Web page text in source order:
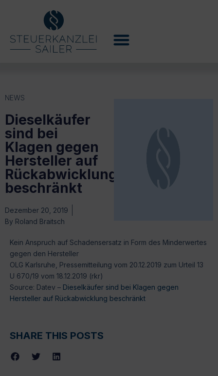
NEWS
Dieselkäufer
sind bei
Klagen gegen
Hersteller auf
Rückabwicklung
beschränkt
Dezember 20, 2019
By Roland Braitsch
Kein Anspruch auf Schadensersatz in Form des Minderwertes
gegen den Hersteller
OLG Karlsruhe, Pressemitteilung vom 20.12.2019 zum Urteil 13
U 670/19 vom 18.12.2019 (rkr)
Source: Datev – Dieselkäufer sind bei Klagen gegen
Hersteller auf Rückabwicklung beschränkt
SHARE THIS POSTS